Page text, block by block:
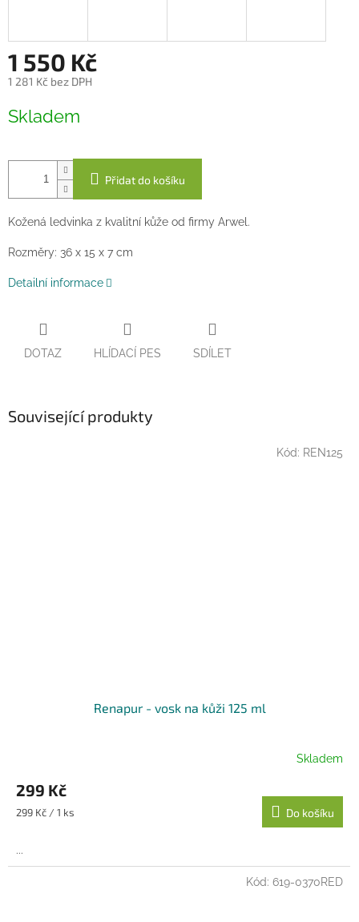
1 550 Kč
1 281 Kč bez DPH
cena:
Skladem
Přidat do košíku
Kožená ledvinka z kvalitní kůže od firmy Arwel.
Rozměry: 36 x 15 x 7 cm
Detailní informace
DOTAZ HLÍDACÍ PES SDÍLET
Související produkty
Renapur - vosk na kůži 125 ml
Skladem
299 Kč
Měrná
299 Kč / 1 ks Do košíku
...
Kód: REN125
Kód: 619-0370RED